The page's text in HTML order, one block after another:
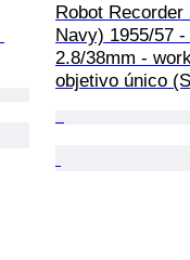
Robot
Navy) 1955/57
2.8/38mm -
objetivo único